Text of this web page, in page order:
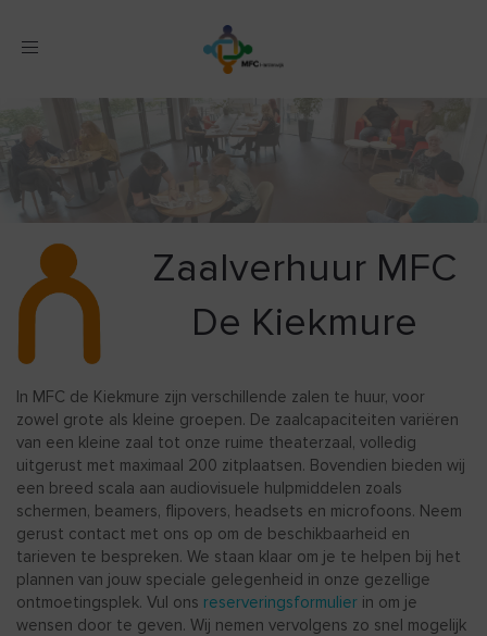
Toggle
Zaalverhuur MFC
De Kiekmure
In MFC de Kiekmure zijn verschillende zalen te huur, voor
zowel grote als kleine groepen. De zaalcapaciteiten variëren
van een kleine zaal tot onze ruime theaterzaal, volledig
uitgerust met maximaal 200 zitplaatsen. Bovendien bieden wij
een breed scala aan audiovisuele hulpmiddelen zoals
schermen, beamers, flipovers, headsets en microfoons. Neem
gerust contact met ons op om de beschikbaarheid en
tarieven te bespreken. We staan klaar om je te helpen bij het
plannen van jouw speciale gelegenheid in onze gezellige
ontmoetingsplek. Vul ons reserveringsformulier in om je
wensen door te geven. Wij nemen vervolgens zo snel mogelijk